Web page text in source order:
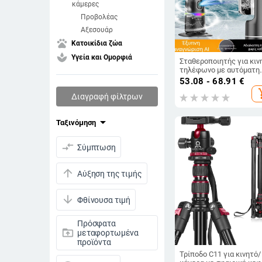
κάμερες
Προβολέας
Αξεσουάρ
pets Κατοικίδια ζώα
spa Υγεία και Ομορφιά
Διαγραφή φίλτρων
Ταξινόμηση arrow_drop_down
compare_arrows Σύμπτωση
arrow_upward Αύξηση της τιμής
arrow_downward Φθίνουσα τιμή
drive_folder_upload
Πρόσφατα
μεταφορτωμένα
προϊόντα
Σταθεροποιητής για
τηλέφωνο με αυτόματη
παρακολούθηση και
περιστροφή 360° —
εγκατάσταση, βάρος 290
53.08 - 68.91 €
Τρίποδο C11 για κινητό/